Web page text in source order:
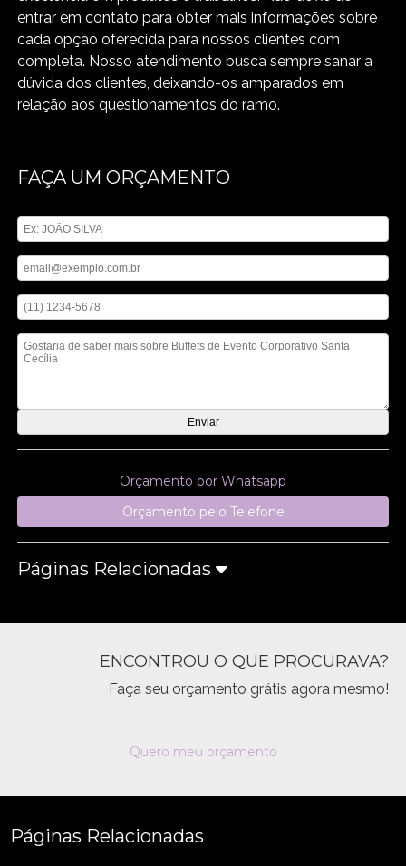
entrar em contato para obter mais informações sobre
cada opção oferecida para nossos clientes com
completa. Nosso atendimento busca sempre sanar a
dúvida dos clientes, deixando-os amparados em
relação aos questionamentos do ramo.
FAÇA UM ORÇAMENTO
Orçamento por Whatsapp
Orçamento pelo Telefone
Páginas Relacionadas
ENCONTROU O QUE PROCURAVA?
Faça seu orçamento grátis agora mesmo!
Quero meu orçamento
Páginas Relacionadas